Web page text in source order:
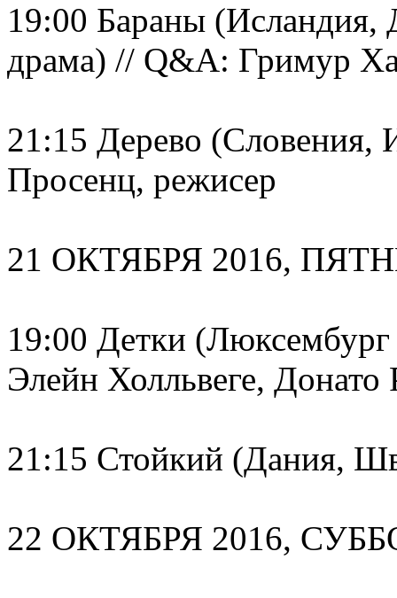
19:00 Бараны
драма) // Q&A: Гримур
21:15 Дерево (Словения,
Просенц, режисер
21 ОКТЯБРЯ 2016,
19:00 Детки
Элейн Холльвеге, Донато
21:15 Стойкий (Дания,
22 ОКТЯБРЯ 2016,